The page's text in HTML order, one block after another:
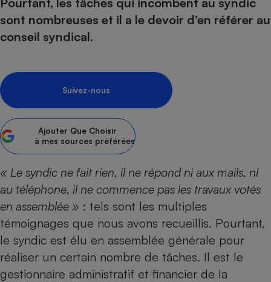
sont nombreuses et il a le devoir d’en référer au
conseil syndical.
Suivez-nous
Ajouter Que Choisir
à mes sources préférées
« Le syndic ne fait rien, il ne répond ni aux mails, ni
au téléphone, il ne commence pas les travaux votés
en assemblée » : tels sont les multiples
témoignages que nous avons recueillis. Pourtant,
le syndic est élu en assemblée générale pour
réaliser un certain nombre de tâches. Il est le
gestionnaire administratif et financier de la
Sécurité - Hygiène
Supermarché - Drive
Assurance
Banque - Crédit
Mutuelle
Circulation routière
Moto
Comparateur auto
Supermarché - Drive
Comparatif plaque à
Comparatif hotte
Comparatif aspirateur
Comparatif cafetière
Comparatif robot cuiseur
Comparatif centrale
Gros électroménager
Comparatif barre de son
Comparatif imprimante
Comparatif tablette
Image et son
Informatique
Internet
Téléphonie
Crédit immobilier
Comparatif poêle à
Comparatif radiateur
Bricolage - Jardinage
Chauffage
Produit d'entretien
Sécurité domestique
Système de santé -
Retraite
Choisir son fioul
Choisir son pellet
Comparateur assurance emprunteur
Tous les comparateurs
Speedtest - Testez le débit de votre
connexion Internet